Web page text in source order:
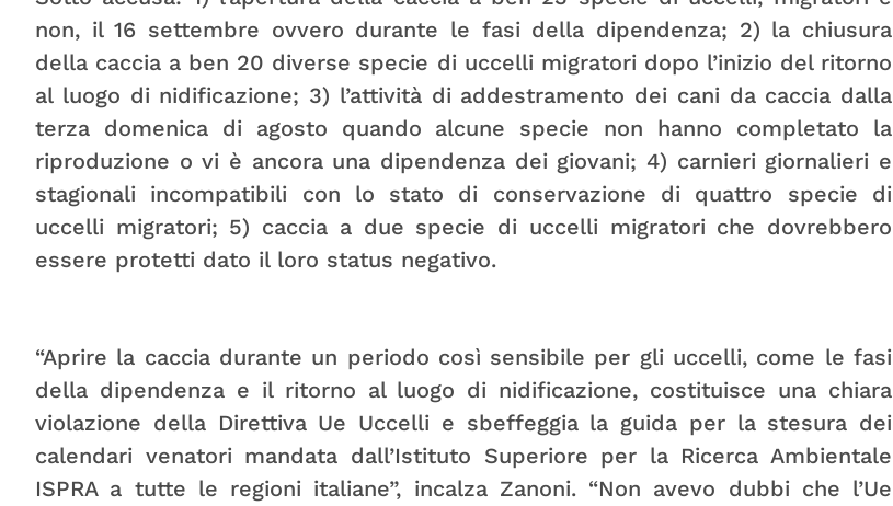
non, il 16 settembre ovvero durante le fasi della dipendenza; 2) la chiusura
della caccia a ben 20 diverse specie di uccelli migratori dopo l’inizio del ritorno
al luogo di nidificazione; 3) l’attività di addestramento dei cani da caccia dalla
terza domenica di agosto quando alcune specie non hanno completato la
riproduzione o vi è ancora una dipendenza dei giovani; 4) carnieri giornalieri e
stagionali incompatibili con lo stato di conservazione di quattro specie di
uccelli migratori; 5) caccia a due specie di uccelli migratori che dovrebbero
essere protetti dato il loro status negativo.
“Aprire la caccia durante un periodo così sensibile per gli uccelli, come le fasi
della dipendenza e il ritorno al luogo di nidificazione, costituisce una chiara
violazione della Direttiva Ue Uccelli e sbeffeggia la guida per la stesura dei
calendari venatori mandata dall’Istituto Superiore per la Ricerca Ambientale
ISPRA a tutte le regioni italiane”, incalza Zanoni. “Non avevo dubbi che l’Ue